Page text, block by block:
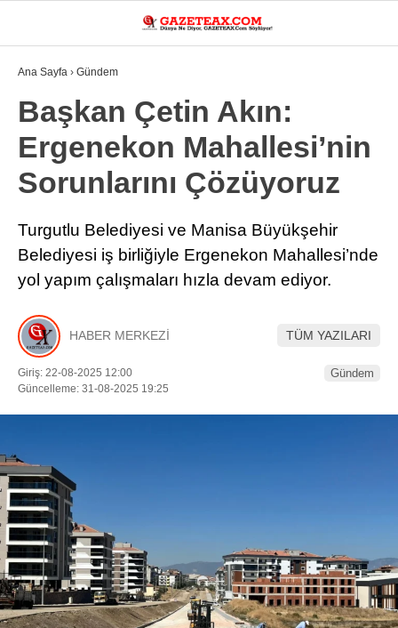
Facebook
25.2
MANISA
DÜNYA
ASAYIŞ
SIYASET
EKONOMI
SPOR
YEREL
EĞITIM
Ana Sayfa › Gündem
Başkan Çetin Akın:
Ergenekon Mahallesi’nin
Sorunlarını Çözüyoruz
Turgutlu Belediyesi ve Manisa Büyükşehir
Belediyesi iş birliğiyle Ergenekon Mahallesi’nde
yol yapım çalışmaları hızla devam ediyor.
HABER MERKEZİ TÜM YAZILARI
Giriş: 22-08-2025 12:00
Güncelleme: 31-08-2025 19:25
Gündem